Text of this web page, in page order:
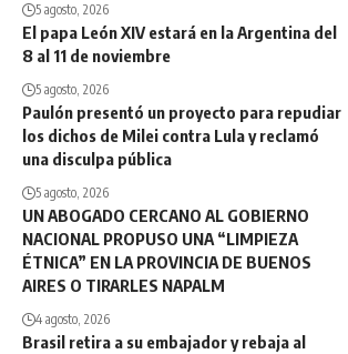
5 agosto, 2026
El papa León XIV estará en la Argentina del
8 al 11 de noviembre
5 agosto, 2026
Paulón presentó un proyecto para repudiar
los dichos de Milei contra Lula y reclamó
una disculpa pública
5 agosto, 2026
UN ABOGADO CERCANO AL GOBIERNO
NACIONAL PROPUSO UNA “LIMPIEZA
ÉTNICA” EN LA PROVINCIA DE BUENOS
AIRES O TIRARLES NAPALM
4 agosto, 2026
Brasil retira a su embajador y rebaja al